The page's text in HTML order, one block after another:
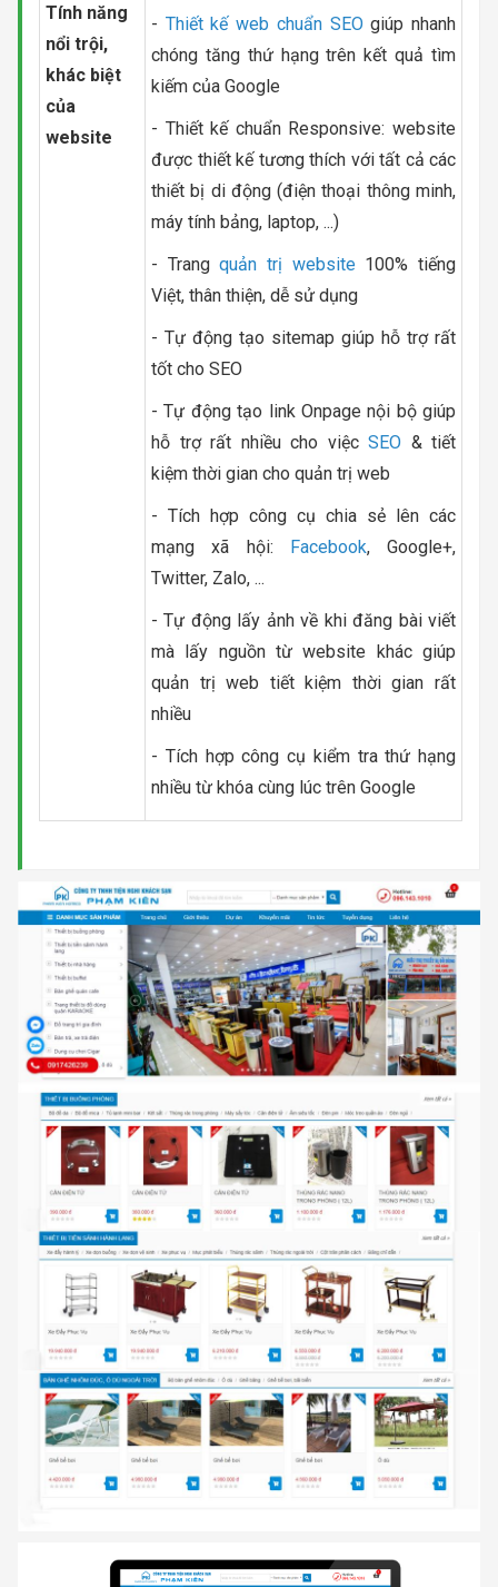
Tính năng
nổi trội,
khác biệt
của
website
- Thiết kế web chuẩn SEOgiúp nhanh
chóng tăng thứ hạng trên kết quả tìm
kiếm của Google
- Thiết kế chuẩn Responsive: website
được thiết kế tương thích với tất cả các
thiết bị di động (điện thoại thông minh,
máy tính bảng, laptop, ...)
- Trangquản trị website100% tiếng
Việt, thân thiện, dễ sử dụng
- Tự động tạo sitemap giúp hỗ trợ rất
tốt cho SEO
- Tự động tạo link Onpage nội bộ giúp
hỗ trợ rất nhiều cho việc SEO & tiết
kiệm thời gian cho quản trị web
- Tích hợp công cụ chia sẻ lên các
mạng xã hội: Facebook, Google+,
Twitter, Zalo, ...
- Tự động lấy ảnh về khi đăng bài viết
mà lấy nguồn từ website khác giúp
quản trị web tiết kiệm thời gian rất
nhiều
- Tích hợp công cụ kiểm tra thứ hạng
nhiều từ khóa cùng lúc trên Google